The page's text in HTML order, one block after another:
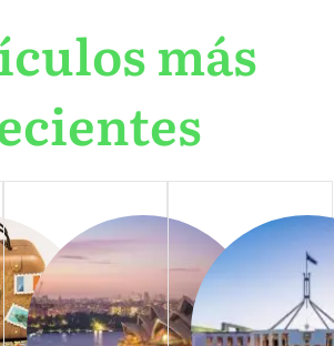
más